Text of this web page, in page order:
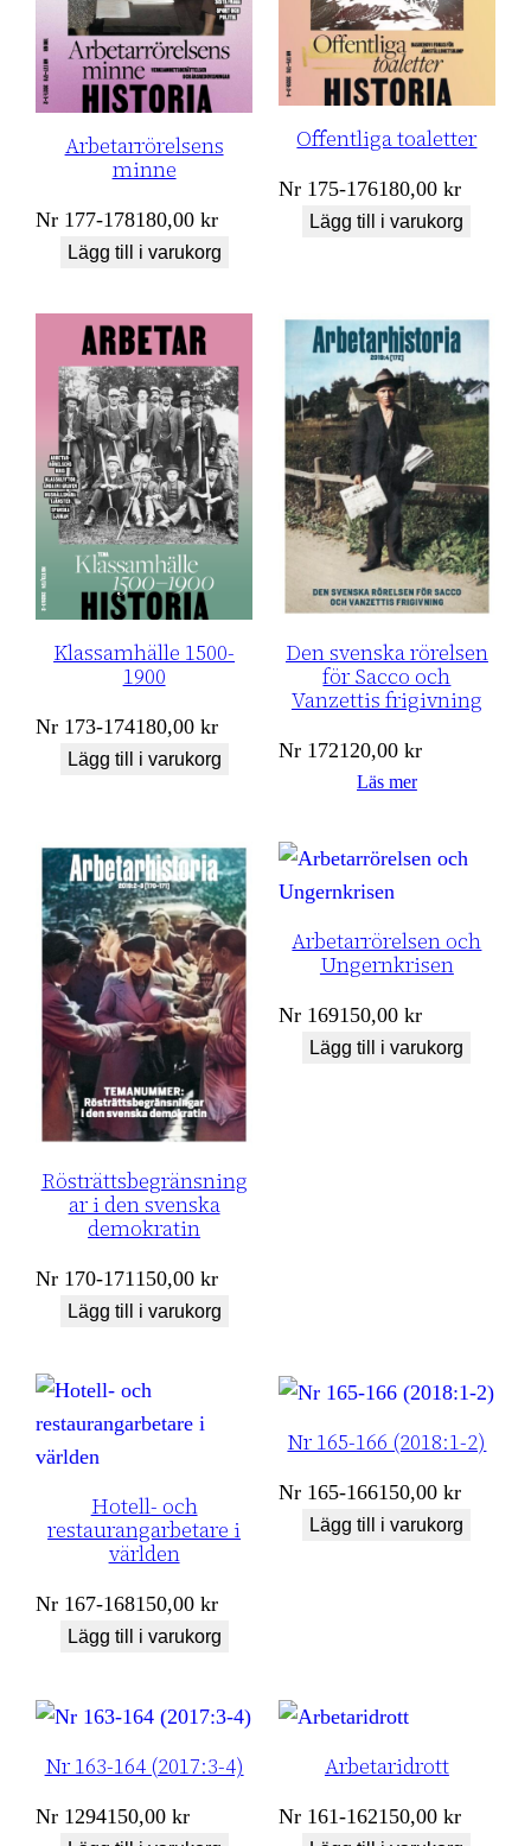
Arbetarrörelsens
minne
Nr 177-178180,00kr
Lägg till i varukorg
Offentliga toaletter
Nr 175-176180,00kr
Lägg till i varukorg
Klassamhälle 1500-
1900
Nr 173-174180,00kr
Lägg till i varukorg
Den svenska rörelsen
för Sacco och
Vanzettis frigivning
Nr 172120,00kr
Läs mer
Rösträttsbegränsning
ar i den svenska
demokratin
Nr 170-171150,00kr
Lägg till i varukorg
Arbetarrörelsen och
Ungernkrisen
Nr 169150,00kr
Lägg till i varukorg
Hotell- och
restaurangarbetare i
världen
Nr 167-168150,00kr
Lägg till i varukorg
Nr 165-166 (2018:1-2)
Nr 165-166150,00kr
Lägg till i varukorg
Nr 163-164 (2017:3-4)
Nr 1294150,00kr
Arbetaridrott
Nr 161-162150,00kr